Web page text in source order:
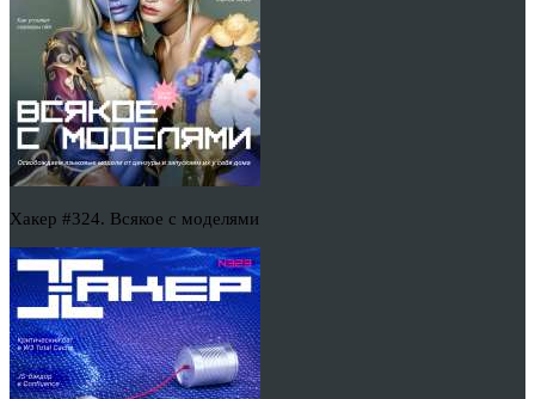
Хакер #324. Всякое с моделями